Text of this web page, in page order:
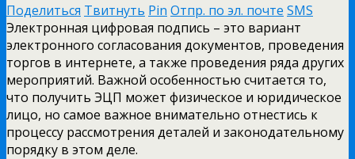
Поделиться Твитнуть Pin Отпр. по эл. почте SMS
Электронная цифровая подпись – это вариант
электронного согласования документов, проведения
торгов в интернете, а также проведения ряда других
мероприятий. Важной особенностью считается то,
что получить ЭЦП может физическое и юридическое
лицо, но самое важное внимательно отнестись к
процессу рассмотрения деталей и законодательному
порядку в этом деле.